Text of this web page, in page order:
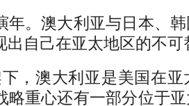
年。澳大利亚与日本、
出自己在亚太地区的不可
，澳大利亚是美国在
略重心还有一部分位于